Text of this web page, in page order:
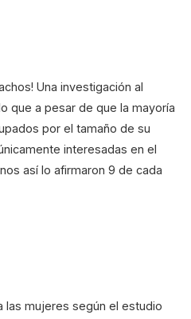
Una investigación al
que a pesar de que la mayoría
por el tamaño de su
interesadas en el
así lo afirmaron 9 de cada
las mujeres según el estudio